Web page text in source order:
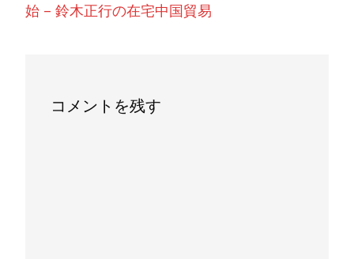
始 – 鈴木正行の在宅中国貿易
コメントを残す